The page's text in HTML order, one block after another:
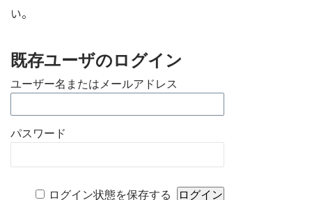
い。
既存ユーザのログイン
ユーザー名またはメールアドレス
パスワード
ログイン状態を保存する